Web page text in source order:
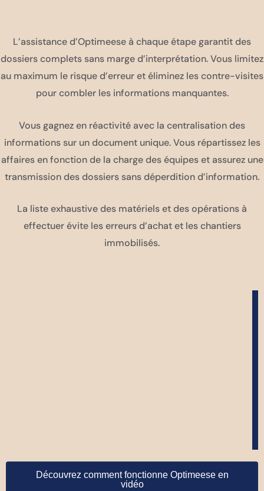
L’assistance d’Optimeese à chaque étape garantit des
dossiers complets sans marge d’interprétation. Vous limitez
au maximum le risque d’erreur et éliminez les contre-visites
pour combler les informations manquantes.
Vous gagnez en réactivité avec la centralisation des
informations sur un document unique. Vous répartissez les
affaires en fonction de la charge des équipes et assurez une
transmission des dossiers sans déperdition d’information.
La liste exhaustive des matériels et des opérations à
effectuer évite les erreurs d’achat et les chantiers
immobilisés.
Découvrez comment fonctionne Optimeese en
vidéo